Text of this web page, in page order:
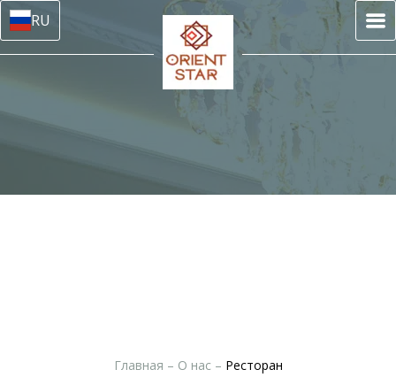
RU
Главная – О нас – Ресторан